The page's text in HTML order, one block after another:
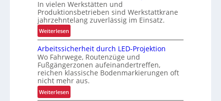
e
n
w
a
a
g
e
z
u
r
u
s
t
e
ö
s
u
n
In vielen Werkstätten und
Produktionsbetrieben sind Werkstattkrane
jahrzehntelang zuverlässig im Einsatz.
Weiterlesen:
M
e
h
r
E
r
g
Arbeitssicherheit durch LED-Projektion
Wo Fahrwege, Routenzüge und
Fußgängerzonen aufeinandertreffen,
reichen klassische Bodenmarkierungen oft
nicht mehr aus.
Weiterlesen: